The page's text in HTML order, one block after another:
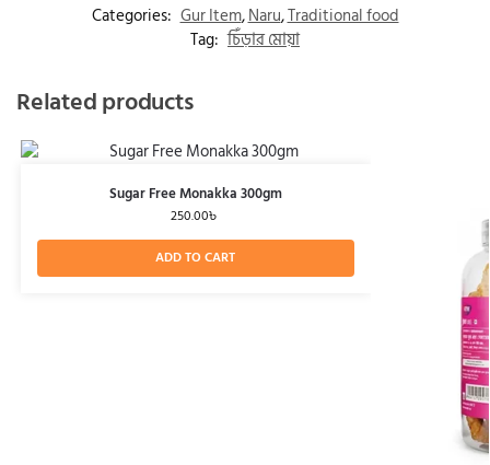
Categories: Gur Item,Naru,Traditional food
Tag: চিঁড়ার মোয়া
Related products
Sugar Free Monakka 300gm
250.00৳
ADD TO CART